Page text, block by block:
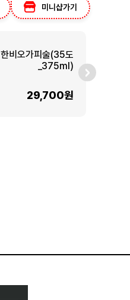
미니샵가기
한비오가피술(35도
_375ml)
29,700원